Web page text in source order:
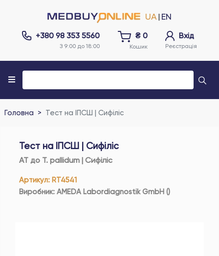
UA | EN
+380 98 353 5560
З 9:00 до 18:00
₴ 0
Кошик
Вхід
Реєстрація
Головна Тест на ІПСШ | Сифіліс
Тест на ІПСШ | Сифіліс
АТ до T. pallidum | Сифіліс
Артикул: RT4541
Виробник: AMEDA Labordiagnostik GmbH()